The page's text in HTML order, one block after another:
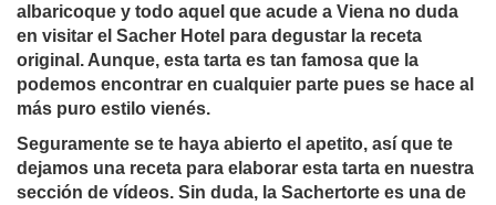
albaricoque y todo aquel que acude a Viena no duda
en visitar el Sacher Hotel para degustar la receta
original. Aunque, esta tarta es tan famosa que la
podemos encontrar en cualquier parte pues se hace al
más puro estilo vienés.
Seguramente se te haya abierto el apetito, así que te
dejamos una receta para elaborar esta tarta en nuestra
sección de vídeos. Sin duda, la Sachertorte es una de